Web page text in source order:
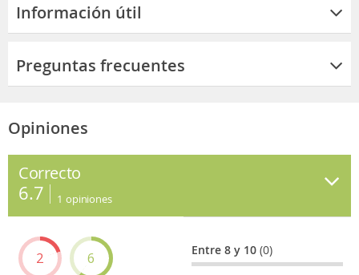
Información útil
Preguntas frecuentes
Opiniones
Correcto
6.7 1 opiniones
2 6 Entre 8 y 10(0)